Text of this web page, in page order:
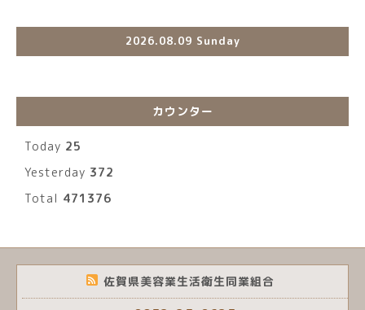
2026.08.09 Sunday
カウンター
Today 25
Yesterday 372
Total 471376
佐賀県美容業生活衛生同業組合